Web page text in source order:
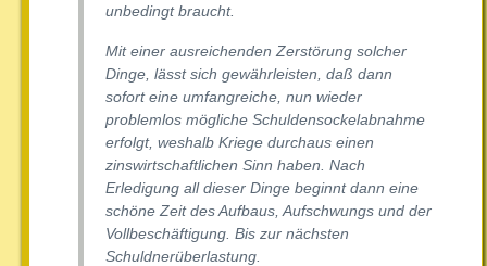
unbedingt braucht.
Mit einer ausreichenden Zerstörung solcher
Dinge, lässt sich gewährleisten, daß dann
sofort eine umfangreiche, nun wieder
problemlos mögliche Schuldensockelabnahme
erfolgt, weshalb Kriege durchaus einen
zinswirtschaftlichen Sinn haben. Nach
Erledigung all dieser Dinge beginnt dann eine
schöne Zeit des Aufbaus, Aufschwungs und der
Vollbeschäftigung. Bis zur nächsten
Schuldnerüberlastung.